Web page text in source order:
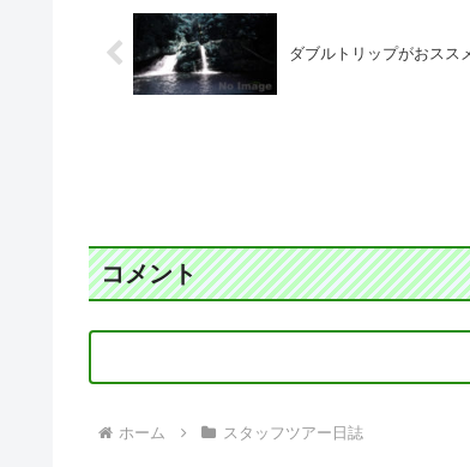
ダブルトリップがおスス
コメント
ホーム スタッフツアー日誌